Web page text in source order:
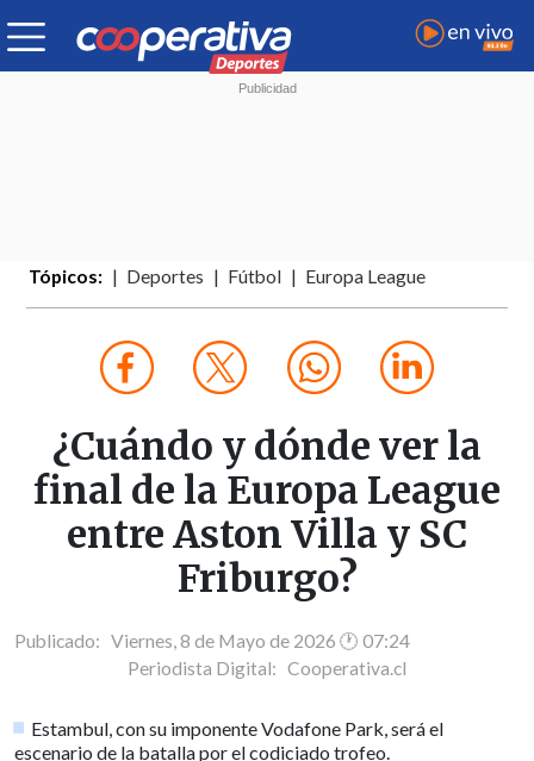
Tópicos: Deportes Fútbol Europa League
¿Cuándo y dónde ver la
final de la Europa League
entre Aston Villa y SC
Friburgo?
Publicado: Viernes, 8 de Mayo de 2026 🕐 07:24
Periodista Digital: Cooperativa.cl
Estambul, con su imponente Vodafone Park, será el
escenario de la batalla por el codiciado trofeo.